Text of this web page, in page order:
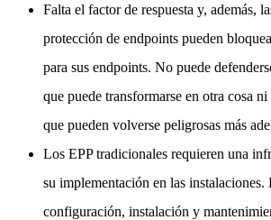
Falta el factor de respuesta y, además,
protección de endpoints pueden
para sus endpoints. No puede
que puede transformarse en otra cosa ni
que pueden volverse peligrosas más
Los EPP tradicionales requieren una
su implementación en las instalaciones.
configuración, instalación y